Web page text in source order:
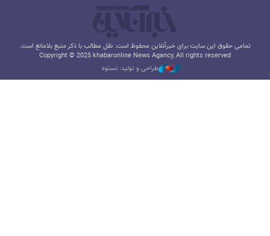
تمامی حقوق این سایت برای خبرآنلاین محفوظ است. نقل مطالب با ذکر منبع بلامانع است.
Copyright © 2025 khabaronline News Agancy, All rights reserved
طراحی و تولید: نستوه